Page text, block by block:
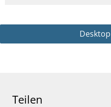
Teilen